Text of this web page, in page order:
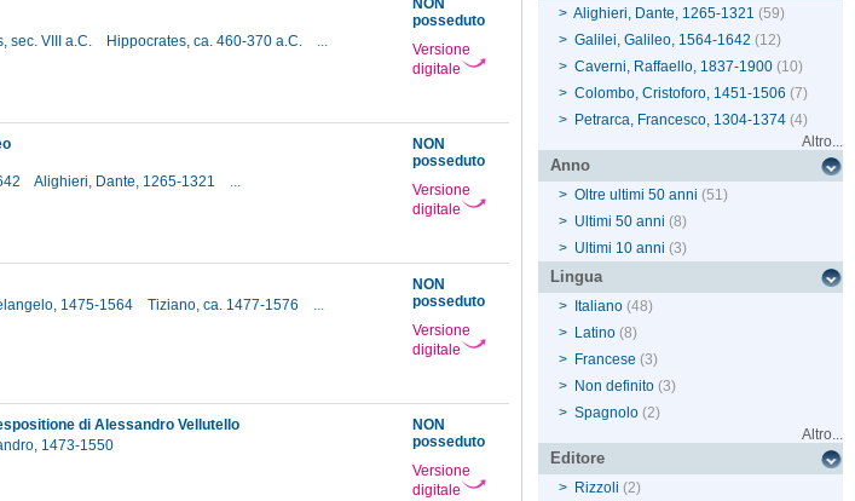
NON
posseduto
Versione
digitale
sec. VIII a.C. Hippocrates, ca. 460-370 a.C.
...
NON
posseduto
Versione
digitale
Alighieri, Dante, 1265-1321
...
NON
posseduto
Versione
digitale
1475-1564 Tiziano, ca. 1477-1576
...
NON
posseduto
Versione
digitale
di Alessandro Vellutello
1473-1550
> Alighieri, Dante, 1265-1321 (59)
> Galilei, Galileo, 1564-1642 (12)
> Caverni, Raffaello, 1837-1900 (10)
> Colombo, Cristoforo, 1451-1506 (7)
> Petrarca, Francesco, 1304-1374 (4)
Altro...
Anno
> Oltre ultimi 50 anni (51)
> Ultimi 50 anni (8)
> Ultimi 10 anni (3)
Lingua
> Italiano (48)
> Latino (8)
> Francese (3)
> Non definito (3)
> Spagnolo (2)
Altro...
Editore
> Rizzoli (2)